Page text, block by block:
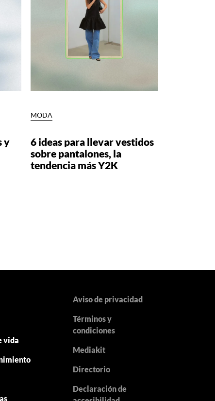
y
MODA
6 ideas para llevar vestidos
sobre pantalones, la
tendencia más Y2K
vida
Aviso de privacidad
Términos y
condiciones
Mediakit
Directorio
Declaración de